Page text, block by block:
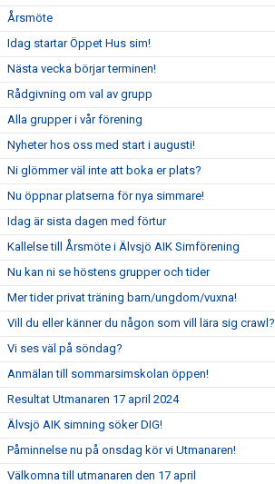
Årsmöte
Idag startar Öppet Hus sim!
Nästa vecka börjar terminen!
Rådgivning om val av grupp
Alla grupper i vår förening
Nyheter hos oss med start i augusti!
Ni glömmer väl inte att boka er plats?
Nu öppnar platserna för nya simmare!
Idag är sista dagen med förtur
Kallelse till Årsmöte i Älvsjö AIK Simförening
Nu kan ni se höstens grupper och tider
Mer tider privat träning barn/ungdom/vuxna!
Vill du eller känner du någon som vill lära sig crawl?
Vi ses väl på söndag?
Anmälan till sommarsimskolan öppen!
Resultat Utmanaren 17 april 2024
Älvsjö AIK simning söker DIG!
Påminnelse nu på onsdag kör vi Utmanaren!
Välkomna till utmanaren den 17 april